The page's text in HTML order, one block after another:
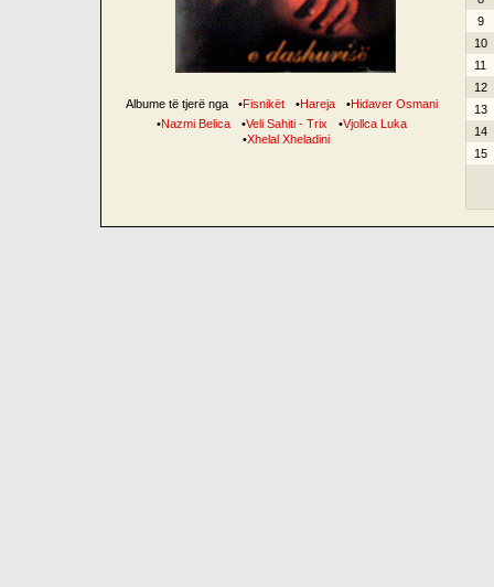
Albume të tjerë nga •Fisnikët •Hareja •Hidaver Osmani
•Nazmi Belica •Veli Sahiti - Trix •Vjollca Luka
•Xhelal Xheladini
9
10
11
12
13
14
15